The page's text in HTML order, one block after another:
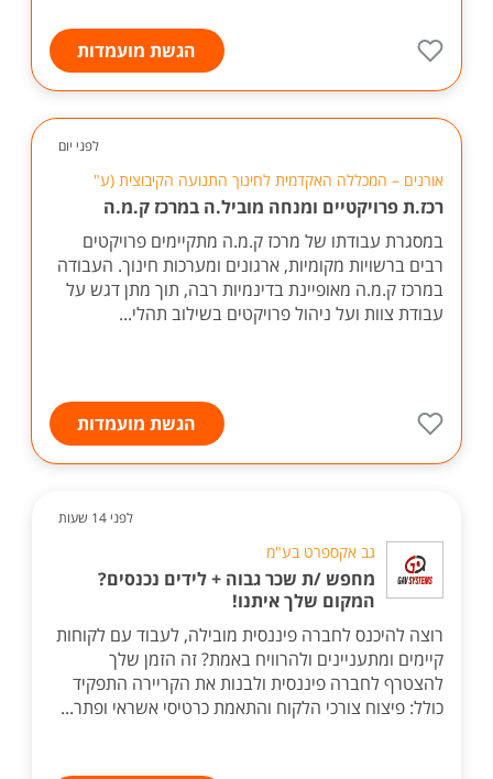
הגשת מועמדות
לפני יום
אורנים – המכללה האקדמית לחינוך התנועה הקיבוצית (ע"
רכז.ת פרויקטיים ומנחה מוביל.ה במרכז ק.מ.ה
במסגרת עבודתו של מרכז ק.מ.ה מתקיימים פרויקטים
רבים ברשויות מקומיות, ארגונים ומערכות חינוך. העבודה
במרכז ק.מ.ה מאופיינת בדינמיות רבה, תוך מתן דגש על
עבודת צוות ועל ניהול פרויקטים בשילוב תהלי...
הגשת מועמדות
לפני 14 שעות
גב אקספרט בע"מ
מחפש /ת שכר גבוה + לידים נכנסים?
המקום שלך איתנו!
רוצה להיכנס לחברה פיננסית מובילה, לעבוד עם לקוחות
קיימים ומתעניינים ולהרוויח באמת? זה הזמן שלך
להצטרף לחברה פיננסית ולבנות את הקריירה התפקיד
כולל: פיצוח צורכי הלקוח והתאמת כרטיסי אשראי ופתר...